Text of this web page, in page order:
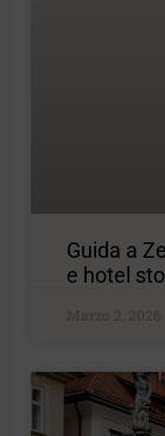
Guida a
e hotel
Marzo 2, 2026